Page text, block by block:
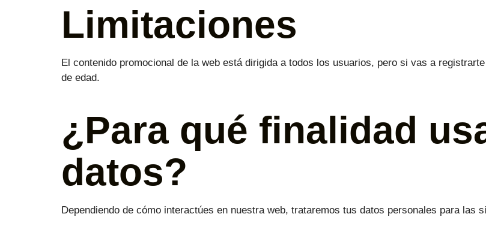
Limitaciones
El contenido promocional de la web está dirigida a todos los usuarios, pero si vas a
de edad.
¿Para qué finalidad
datos?
Dependiendo de cómo interactúes en nuestra web, trataremos tus datos personales para las